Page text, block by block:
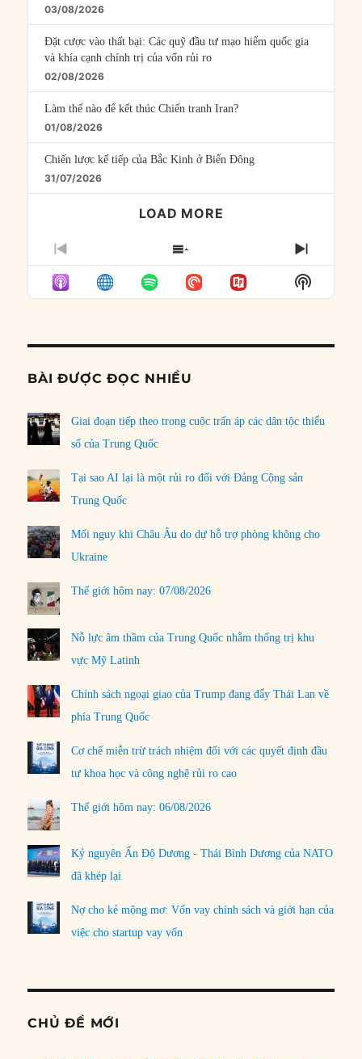
03/08/2026
Đặt cược vào thất bại: Các quỹ đầu tư mạo hiểm quốc gia
và khía cạnh chính trị của vốn rủi ro
02/08/2026
Làm thế nào để kết thúc Chiến tranh Iran?
01/08/2026
Chiến lược kế tiếp của Bắc Kinh ở Biển Đông
31/07/2026
LOAD MORE
PREVIOUS
EPISODE
SHOW
EPISODES
LIST
NEXT
Show
Podcast
BÀI ĐƯỢC ĐỌC NHIỀU
Giai đoạn tiếp theo trong cuộc trấn áp các dân tộc thiểu
số của Trung Quốc
Tại sao AI lại là một rủi ro đối với Đảng Cộng sản
Trung Quốc
Mối nguy khi Châu Âu do dự hỗ trợ phòng không cho
Ukraine
Thế giới hôm nay: 07/08/2026
Nỗ lực âm thầm của Trung Quốc nhằm thống trị khu
vực Mỹ Latinh
Chính sách ngoại giao của Trump đang đẩy Thái Lan về
phía Trung Quốc
Cơ chế miễn trừ trách nhiệm đối với các quyết định đầu
tư khoa học và công nghệ rủi ro cao
Thế giới hôm nay: 06/08/2026
Kỷ nguyên Ấn Độ Dương - Thái Bình Dương của NATO
đã khép lại
Nợ cho kẻ mộng mơ: Vốn vay chính sách và giới hạn của
việc cho startup vay vốn
CHỦ ĐỀ MỚI